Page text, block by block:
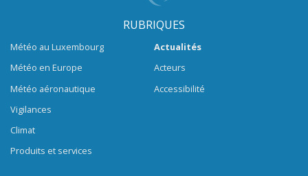
RUBRIQUES
Météo au Luxembourg
Météo en Europe
Météo aéronautique
Vigilances
Climat
Produits et services
Actualités
Acteurs
Accessibilité